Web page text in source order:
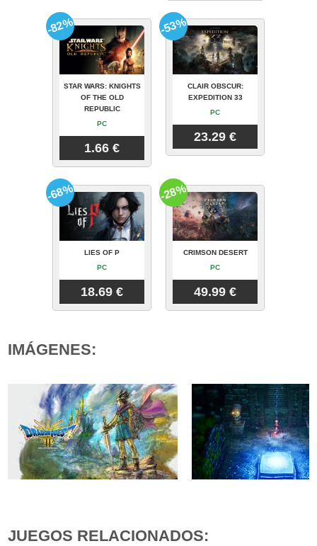
STAR WARS: KNIGHTS
OF THE OLD
REPUBLIC
PC
1.66 €
-82%
CLAIR OBSCUR:
EXPEDITION 33
PC
23.29 €
-53%
LIES OF P
PC
18.69 €
-68%
CRIMSON DESERT
PC
49.99 €
-28%
IMÁGENES:
JUEGOS RELACIONADOS: